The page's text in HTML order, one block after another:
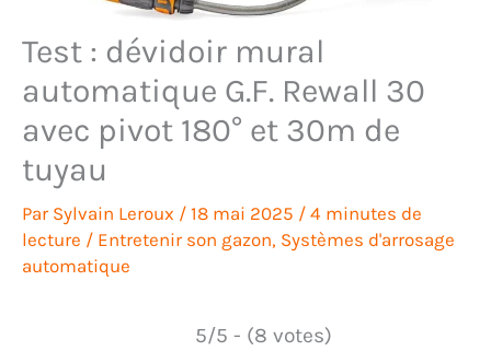
Test : dévidoir mural
automatique G.F. Rewall 30
avec pivot 180° et 30m de
tuyau
Par Sylvain Leroux / 18 mai 2025 / 4 minutes de
lecture / Entretenir son gazon, Systèmes d'arrosage
automatique
5/5 - (8 votes)